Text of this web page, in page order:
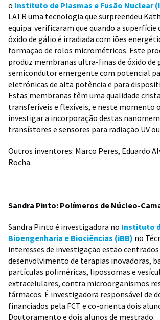
o Instituto de Plasmas e Fusão Nuclear
LATR uma tecnologia que surpreendeu
equipa: verificaram que quando a superfície
óxido de gálio é irradiada com iões
formação de rolos micrométricos. Este
produz membranas ultra-finas de óxido de
semicondutor emergente com potencial
eletrónicas de alta potência e para
Estas membranas têm uma qualidade
transferíveis e flexíveis, e neste momento
investigar a incorporação destas
transístores e sensores para radiação UV
Outros inventores: Marco Peres, Eduardo
Rocha.
Sandra Pinto: Polímeros de Núcleo-
Sandra Pinto é investigadora no Instituto
Bioengenharia e Biociências (iBB) no
interesses de investigação estão
desenvolvimento de terapias inovadoras,
partículas poliméricas, lipossomas e
extracelulares, contra microorganismos
fármacos. É investigadora responsável de
financiados pela FCT e co-orienta dois
Doutoramento e dois alunos de mestrado.